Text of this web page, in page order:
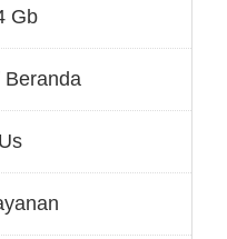
Gb
Beranda